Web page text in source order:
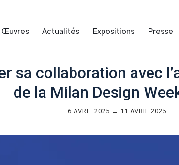
Œuvres Actualités Expositions Presse
sa collaboration avec
de la Milan Design
6 AVRIL 2025 → 11 AVRIL 2025